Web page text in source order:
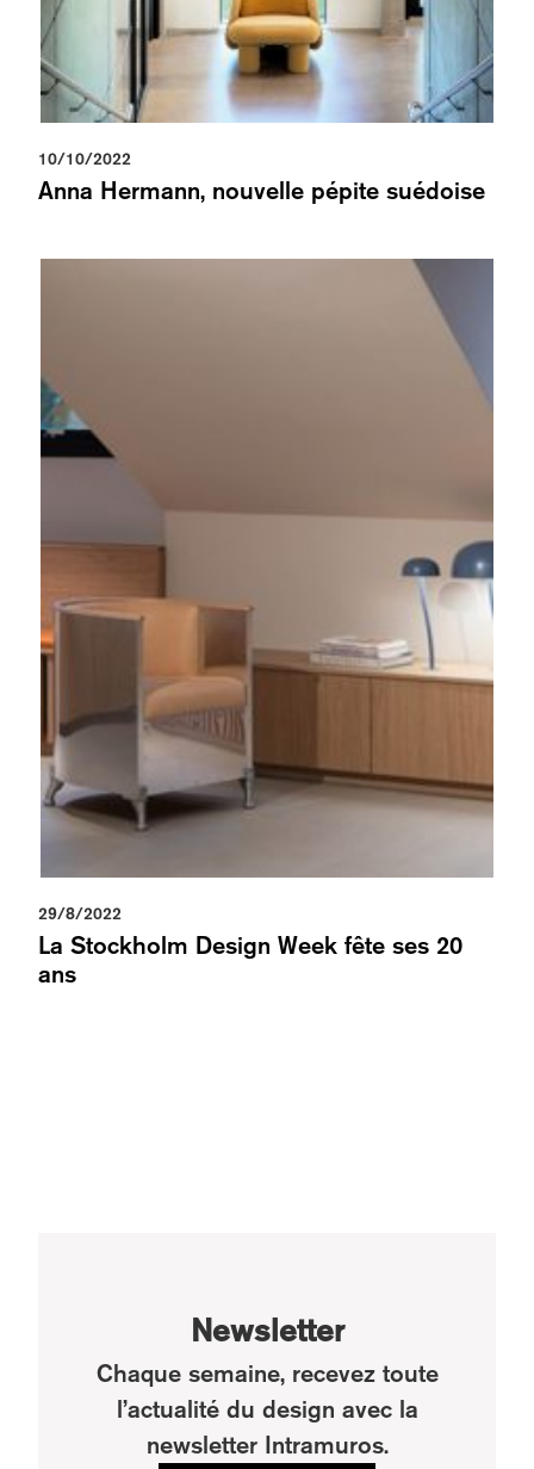
10/10/2022
Anna Hermann, nouvelle pépite suédoise
29/8/2022
La Stockholm Design Week fête ses 20
ans
Newsletter
Chaque semaine, recevez toute
l’actualité du design avec la
newsletter Intramuros.